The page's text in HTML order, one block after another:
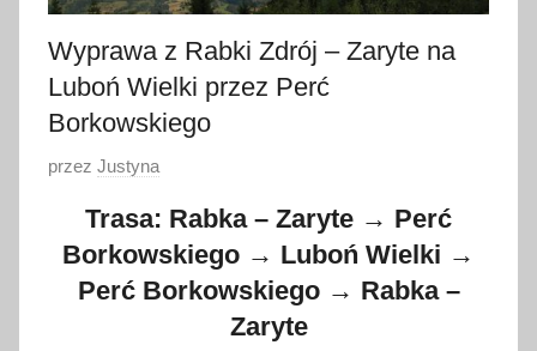
Wyprawa z Rabki Zdrój – Zaryte na
Luboń Wielki przez Perć
Borkowskiego
O
przez Justyna
Trasa: Rabka – Zaryte → Perć
Borkowskiego → Luboń Wielki →
Perć Borkowskiego → Rabka –
Zaryte